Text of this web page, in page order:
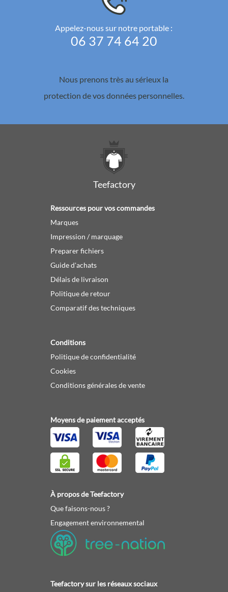
Appelez-nous sur notre portable :
06 37 74 64 20
Nous prenons très au sérieux la
protection de vos données personnelles.
Teefactory
Ressources pour vos commandes
Marques
Impression / marquage
Preparer fichiers
Guide d'achats
Délais de livraison
Politique de retour
Comparatif des techniques
Conditions
Politique de confidentialité
Cookies
Conditions générales de vente
Moyens de paiement acceptés
À propos de Teefactory
Que faisons-nous ?
Engagement environnemental
Teefactory sur les réseaux sociaux